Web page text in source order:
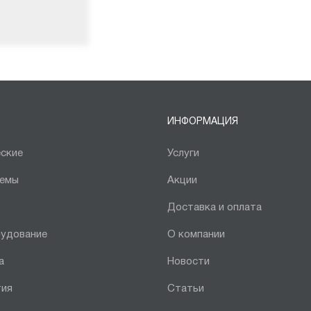
ИНФОРМАЦИЯ
Услуги
Акции
Доставка и оплата
О компании
Новости
Статьи